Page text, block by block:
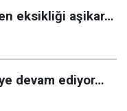
eksikliği aşikar…
devam ediyor…